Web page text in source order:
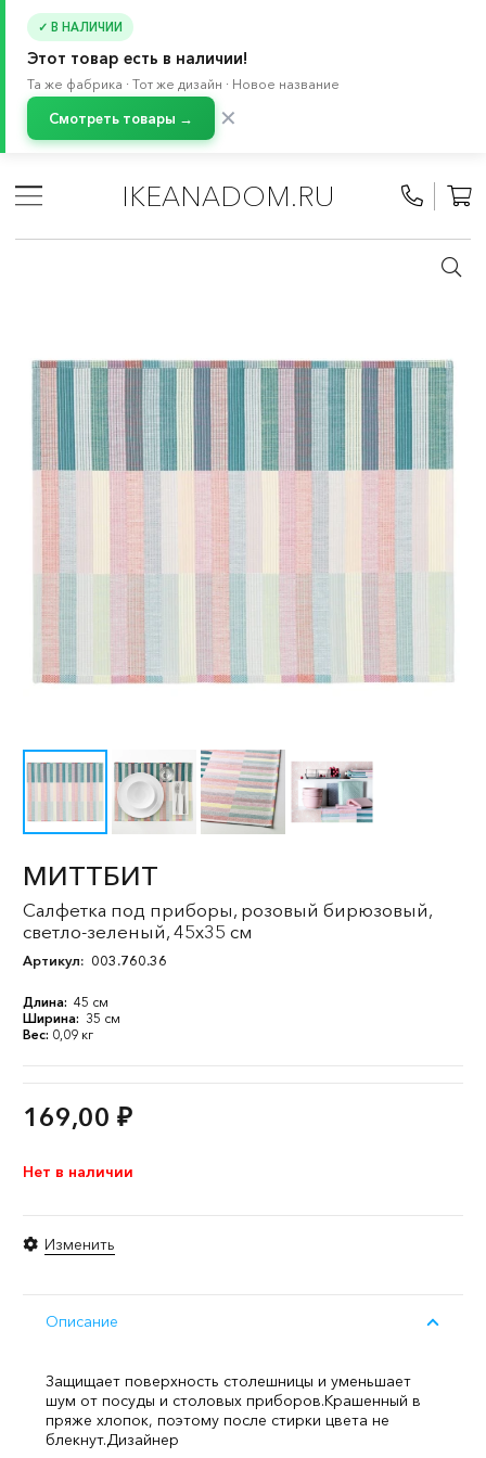
✓ В НАЛИЧИИ
Этот товар есть в наличии!
Та же фабрика · Тот же дизайн · Новое название
Смотреть товары → ✕
IKEANADOM.RU
Столовый текстиль
Салфетки под приборы и подставки
МИТТБИТ
Салфетка под приборы, розовый бирюзовый,
светло-зеленый, 45x35 см
Артикул: 003.760.36
Длина: 45 см
Ширина: 35 см
Вес: 0,09 кг
169,00 ₽
Нет в наличии
Изменить
Описание
Защищает поверхность столешницы и уменьшает
шум от посуды и столовых приборов.Крашенный в
пряже хлопок, поэтому после стирки цвета не
блекнут.Дизайнер